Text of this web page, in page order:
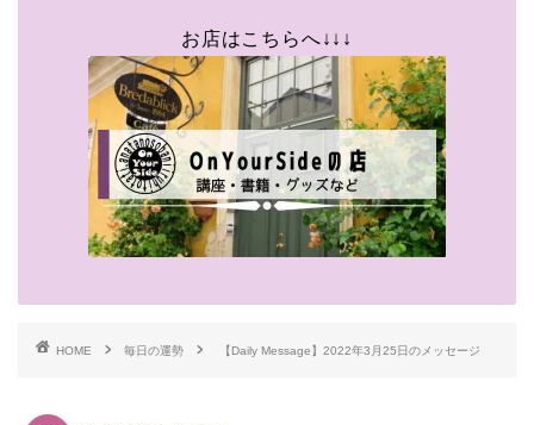
お店はこちらへ↓↓↓
HOME 毎日の運勢 【Daily Message】2022年3月25日のメッセージ